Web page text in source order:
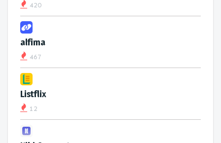
420
alfima
467
Listflix
12